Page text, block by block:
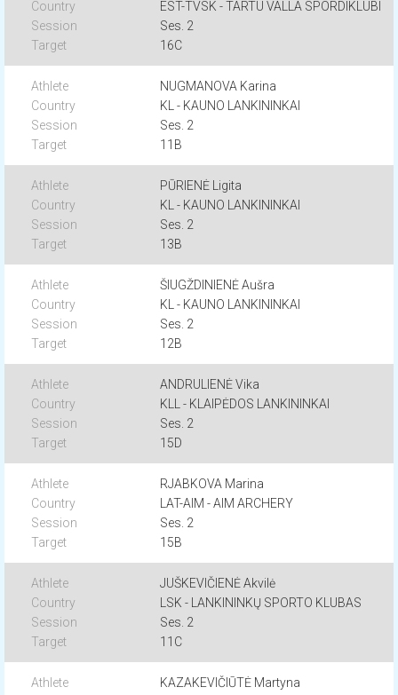
EST-TVSK - TARTU VALLA SPORDIKLUBI
Ses. 2
16C
NUGMANOVA Karina
KL - KAUNO LANKININKAI
Ses. 2
11B
PŪRIENĖ Ligita
KL - KAUNO LANKININKAI
Ses. 2
13B
ŠIUGŽDINIENĖ Aušra
KL - KAUNO LANKININKAI
Ses. 2
12B
ANDRULIENĖ Vika
KLL - KLAIPĖDOS LANKININKAI
Ses. 2
15D
RJABKOVA Marina
LAT-AIM - AIM ARCHERY
Ses. 2
15B
JUŠKEVIČIENĖ Akvilė
LSK - LANKININKŲ SPORTO KLUBAS
Ses. 2
11C
KAZAKEVIČIŪTĖ Martyna